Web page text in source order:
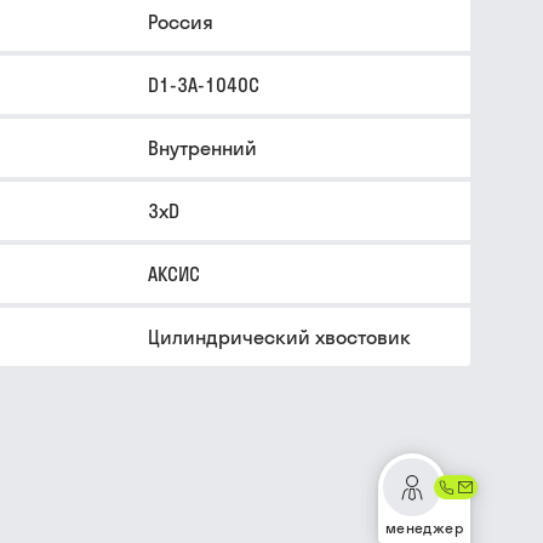
Россия
D1-3A-1040C
Внутренний
3xD
АКСИС
Цилиндрический хвостовик
менеджер